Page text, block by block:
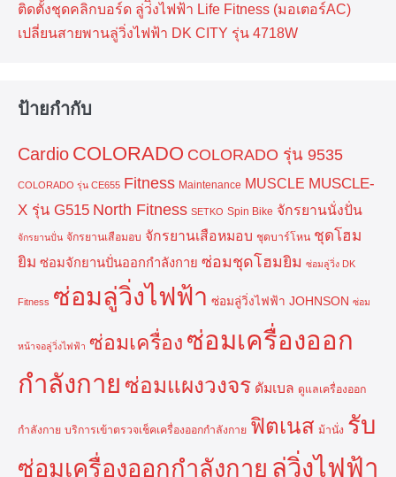
ติดตั้งชุดคลิกบอร์ด ลู่ว่ิงไฟฟ้า Life Fitness (มอเตอร์AC)
เปลี่ยนสายพานลู่วิ่งไฟฟ้า DK CITY รุ่น 4718W
ป้ายกำกับ
Cardio COLORADO COLORADO รุ่น 9535
COLORADO รุ่น CE655 Fitness Maintenance MUSCLE MUSCLE-
X รุ่น G515 North Fitness SETKO Spin Bike จักรยานนั่งปั่น
จักรยานปั่น จักรยานเสือมอบ จักรยานเสือหมอบ ชุดบาร์โหน ชุดโฮม
ยิม ซ่อมจักยานปั่นออกกำลังกาย ซ่อมชุดโฮมยิม ซ่อมลู่วิ่ง DK
Fitness ซ่อมลู่วิ่งไฟฟ้า ซ่อมลู่วิ่งไฟฟ้า JOHNSON ซ่อม
หน้าจอลู่วิ่งไฟฟ้า ซ่อมเครื่อง ซ่อมเครื่องออก
กำลังกาย ซ่อมแผงวงจร ดัมเบล ดูแลเครื่องออก
กำลังกาย บริการเข้าตรวจเช็คเครื่องออกกำลังกาย ฟิตเนส ม้านั่ง รับ
ซ่อมเครื่องออกกำลังกาย ลู่วิ่งไฟฟ้า